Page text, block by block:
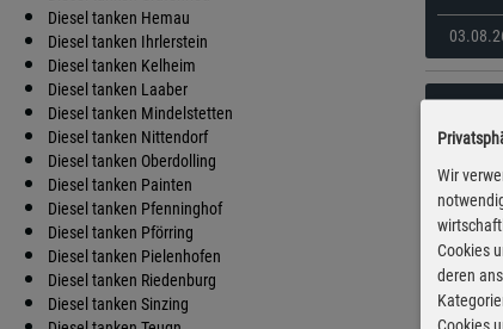
Diesel tanken Hemau
Diesel tanken Ihrlerstein
Diesel tanken Kelheim
Diesel tanken Laaber
Diesel tanken Mindelstetten
Diesel tanken Nittendorf
Diesel tanken Oberdolling
Diesel tanken Painten
Diesel tanken Pfenninghof
Diesel tanken Pförring
Diesel tanken Pielenhofen
Diesel tanken Riedenburg
Diesel tanken Sinzing
Wir
Cookies
deren
Cookies